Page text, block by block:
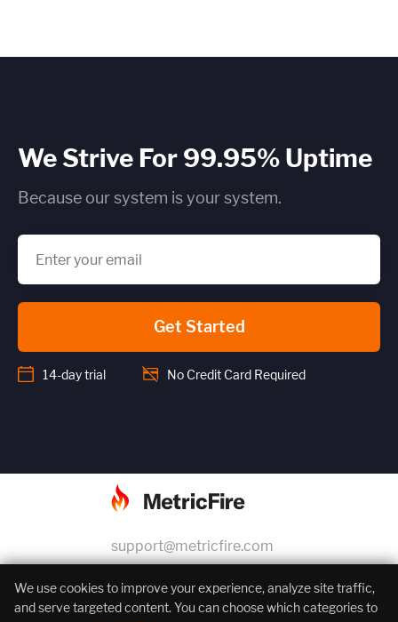
We Strive For 99.95% Uptime
Because our system is your system.
Get Started
14-day trial No Credit Card Required
support@metricfire.com
+1 (855) 206-7352
We use cookies to improve your experience, analyze site traffic,
and serve targeted content. You can choose which categories to